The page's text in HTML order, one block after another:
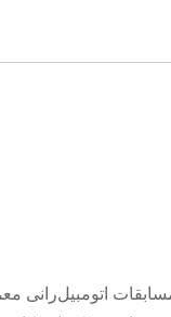
اتومبیل‌رانی
×